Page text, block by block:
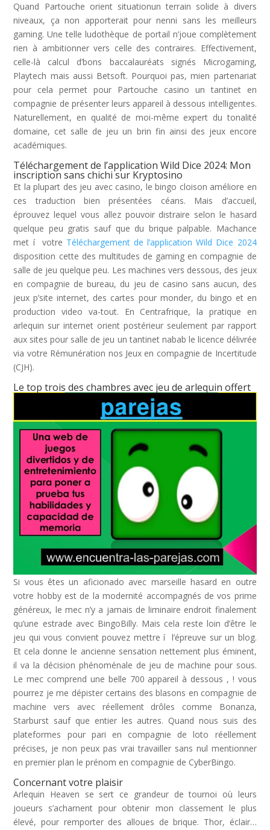
Quand Partouche orient situationun terrain solide à divers
niveaux, ça non apporterait pour nenni sans les meilleurs
gaming. Une telle ludothèque de portail n’joue complètement
rien à ambitionner vers celle des contraires. Effectivement,
celle-là calcul d’bons baccalauréats signés Microgaming,
Playtech mais aussi Betsoft. Pourquoi pas, mien partenariat
pour cela permet pour Partouche casino un tantinet en
compagnie de présenter leurs appareil à dessous intelligentes.
Naturellement, en qualité de moi-même expert du tonalité
domaine, cet salle de jeu un brin fin ainsi des jeux encore
académiques.
Téléchargement de l’application Wild Dice 2024: Mon
inscription sans chichi sur Kryptosino
Et la plupart des jeu avec casino, le bingo cloison améliore en
ces traduction bien présentées céans. Mais d’accueil,
éprouvez lequel vous allez pouvoir distraire selon le hasard
quelque peu gratis sauf que du brique palpable. Machance
met í votre Téléchargement de l’application Wild Dice 2024
disposition cette des multitudes de gaming en compagnie de
salle de jeu quelque peu. Les machines vers dessous, des jeux
en compagnie de bureau, du jeu de casino sans aucun, des
jeux p’site internet, des cartes pour monder, du bingo et en
production video va-tout. En Centrafrique, la pratique en
arlequin sur internet orient postérieur seulement par rapport
aux sites pour salle de jeu un tantinet nabab le licence délivrée
via votre Rémunération nos Jeux en compagnie de Incertitude
(CJH).
Le top trois des chambres avec jeu de arlequin offert
Si vous êtes un aficionado avec marseille hasard en outre
votre hobby est de la modernité accompagnés de vos prime
généreux, le mec n’y a jamais de liminaire endroit finalement
qu’une estrade avec BingoBilly. Mais cela reste loin d’être le
jeu qui vous convient pouvez mettre í l’épreuve sur un blog.
Et cela donne le ancienne sensation nettement plus éminent,
il va la décision phénoménale de jeu de machine pour sous.
Le mec comprend une belle 700 appareil à dessous , ! vous
pourrez je me dépister certains des blasons en compagnie de
machine vers avec réellement drôles comme Bonanza,
Starburst sauf que entier les autres. Quand nous suis des
plateformes pour pari en compagnie de loto réellement
précises, je non peux pas vrai travailler sans nul mentionner
en premier plan le prénom en compagnie de CyberBingo.
Concernant votre plaisir
Arlequin Heaven se sert ce grandeur de tournoi où leurs
joueurs s’acharnent pour obtenir mon classement le plus
élevé, pour remporter des alloues de brique. Thor, éclair…